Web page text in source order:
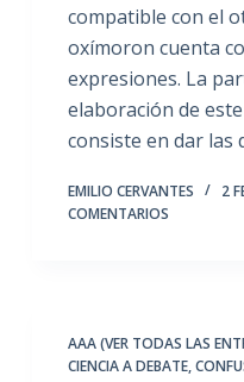
compatible con el
oxímoron cuenta
expresiones. La
elaboración de
consiste en dar las
EMILIO CERVANTES 2
COMENTARIOS
AAA (VER TODAS LAS
CIENCIA A DEBATE,